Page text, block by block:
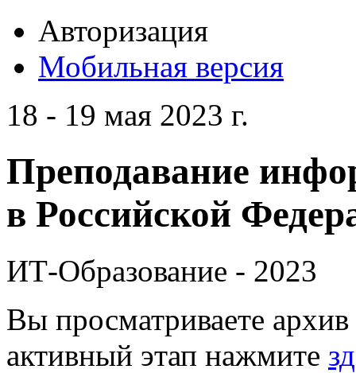
Авторизация
Мобильная версия
18 - 19 мая 2023 г.
Преподавание
в Российской
ИТ-Образование - 2023
Вы просматриваете
активный этап нажмите